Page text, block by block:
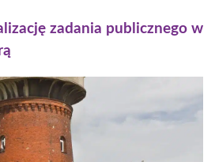
zadania publicznego w